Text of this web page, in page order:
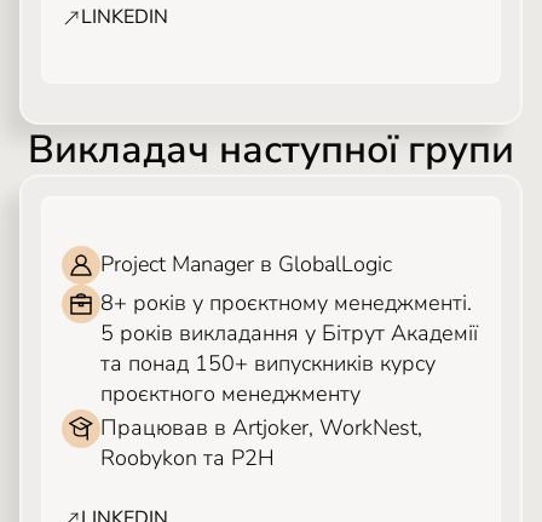
LINKEDIN
Викладач наступної групи
Project Manager в GlobalLogic
8+ років у проєктному менеджменті.
5 років викладання у Бітрут Академії
та понад 150+ випускників курсу
проєктного менеджменту
Працював в Artjoker, WorkNest,
Roobykon та P2H